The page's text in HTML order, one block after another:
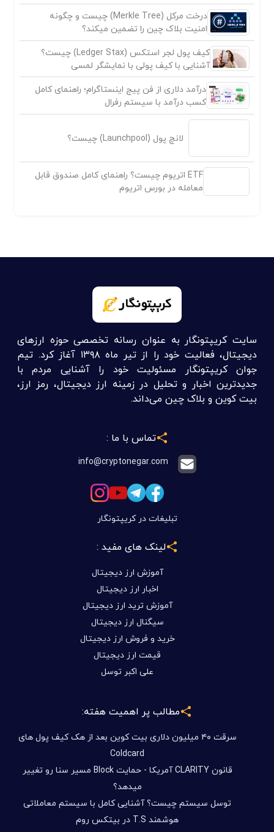
درخت مرکل (Merkle Tree) چیست و چگونه
امنیت بلاک چین را تضمین میکند؟
کیف پول لجر استکس (Ledger Stax) چیست؟
آشنایی با کیف پولی با نمایشگر لمسی
درآمد دلاری از فن پیج اینستاگرام؛ راهنمای کامل
کسب درآمد با سیستم رفرال
لانچ پول (Launchpool) چیست؟
ETF اتریوم چیست؟ راهنمای کامل صندوق قابل
معامله در بورس اتریوم
سایت کریپتونگار به عنوان رسانه تخصصی حوزه ارزهای
دیجیتال، فعالیت خود را از تیر ماه ۱۳۹۸ آغاز کرد. تیم
جوان کریپتونگار مسئولیت خود را آشنایی مردم با
جدیدترین اخبار و تحلیل در زمینه ارز دیجیتال، رمز ارز،
بیت کوین و بلاک چین می‌داند.
تماس با ما :
info@cryptonegar.com
تبلیغات در کریپتونگار
لینک های مفید :
آموزش ارز دیجیتال
اخبار ارز دیجیتال
آموزش ترید ارز دیجیتال
سیگنال ارز دیجیتال
خرید و فروش ارز دیجیتال
قیمت ارز دیجیتال
علی اکبر توسل
مطالب پر اهمیت هفته:
سرقت ۴۰ میلیون دلاری بیت کوین بعد از هک کیف پول های
Coldcard
قانون CLARITY آمریکا - حمایت Block مسیر سنا رو تغییر
میدهد؟
توسل سیستم چیست؟ آشنایی کامل با سیستم معاملاتی
هوشمند T.S در بیتکس روم